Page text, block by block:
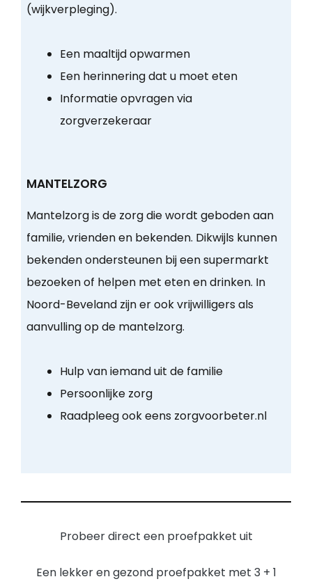
(wijkverpleging).
Een maaltijd opwarmen
Een herinnering dat u moet eten
Informatie opvragen via
zorgverzekeraar
MANTELZORG
Mantelzorg is de zorg die wordt geboden aan
familie, vrienden en bekenden. Dikwijls kunnen
bekenden ondersteunen bij een supermarkt
bezoeken of helpen met eten en drinken. In
Noord-Beveland zijn er ook vrijwilligers als
aanvulling op de mantelzorg.
Hulp van iemand uit de familie
Persoonlijke zorg
Raadpleeg ook eens zorgvoorbeter.nl
Probeer direct een proefpakket uit
Een lekker en gezond proefpakket met 3 + 1